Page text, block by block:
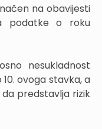
na obavijesti
podatke o roku
nesukladnost
ovoga stavka, a
predstavlja rizik